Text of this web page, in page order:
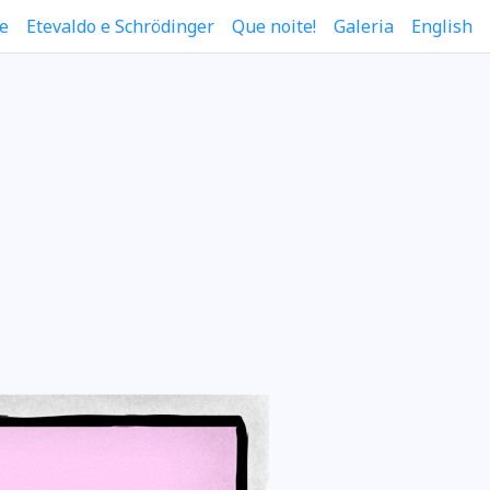
Etevaldo e Schrödinger Que noite! Galeria English